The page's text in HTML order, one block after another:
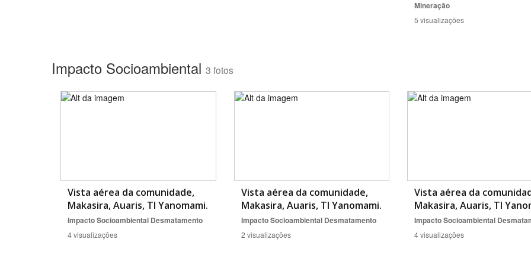
Mineração
5 visualizações
Impacto Socioambiental 3 fotos
Vista aérea da comunidade,
Makasira, Auaris, TI Yanomami.
Impacto Socioambiental Desmatamento
4 visualizações
Vista aérea da comunidade,
Makasira, Auaris, TI Yanomami.
Impacto Socioambiental Desmatamento
2 visualizações
Vista aérea da
Makasira, Auaris, TI
Impacto Socioambiental
4 visualizações